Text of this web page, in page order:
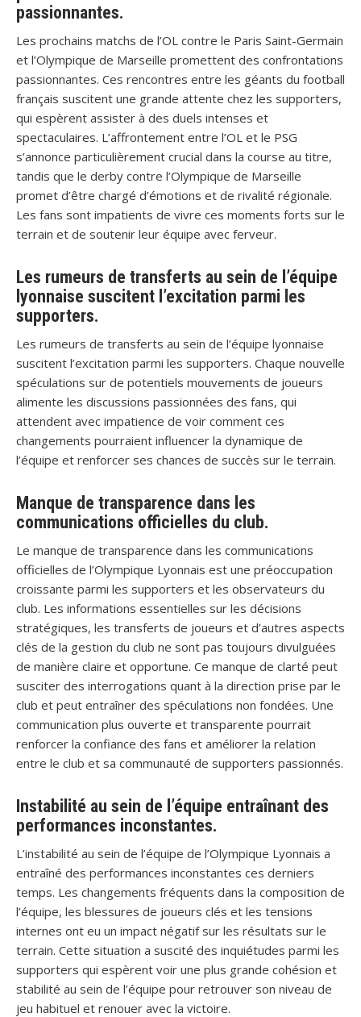
passionnantes.
Les prochains matchs de l’OL contre le Paris Saint-Germain
et l’Olympique de Marseille promettent des confrontations
passionnantes. Ces rencontres entre les géants du football
français suscitent une grande attente chez les supporters,
qui espèrent assister à des duels intenses et
spectaculaires. L’affrontement entre l’OL et le PSG
s’annonce particulièrement crucial dans la course au titre,
tandis que le derby contre l’Olympique de Marseille
promet d’être chargé d’émotions et de rivalité régionale.
Les fans sont impatients de vivre ces moments forts sur le
terrain et de soutenir leur équipe avec ferveur.
Les rumeurs de transferts au sein de l’équipe
lyonnaise suscitent l’excitation parmi les
supporters.
Les rumeurs de transferts au sein de l’équipe lyonnaise
suscitent l’excitation parmi les supporters. Chaque nouvelle
spéculations sur de potentiels mouvements de joueurs
alimente les discussions passionnées des fans, qui
attendent avec impatience de voir comment ces
changements pourraient influencer la dynamique de
l’équipe et renforcer ses chances de succès sur le terrain.
Manque de transparence dans les
communications officielles du club.
Le manque de transparence dans les communications
officielles de l’Olympique Lyonnais est une préoccupation
croissante parmi les supporters et les observateurs du
club. Les informations essentielles sur les décisions
stratégiques, les transferts de joueurs et d’autres aspects
clés de la gestion du club ne sont pas toujours divulguées
de manière claire et opportune. Ce manque de clarté peut
susciter des interrogations quant à la direction prise par le
club et peut entraîner des spéculations non fondées. Une
communication plus ouverte et transparente pourrait
renforcer la confiance des fans et améliorer la relation
entre le club et sa communauté de supporters passionnés.
Instabilité au sein de l’équipe entraînant des
performances inconstantes.
L’instabilité au sein de l’équipe de l’Olympique Lyonnais a
entraîné des performances inconstantes ces derniers
temps. Les changements fréquents dans la composition de
l’équipe, les blessures de joueurs clés et les tensions
internes ont eu un impact négatif sur les résultats sur le
terrain. Cette situation a suscité des inquiétudes parmi les
supporters qui espèrent voir une plus grande cohésion et
stabilité au sein de l’équipe pour retrouver son niveau de
jeu habituel et renouer avec la victoire.